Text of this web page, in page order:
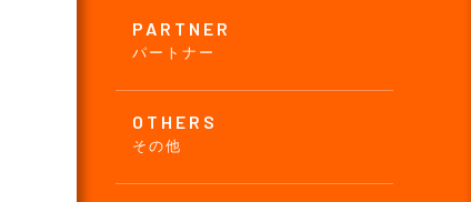
PARTNER
パートナー
OTHERS
その他